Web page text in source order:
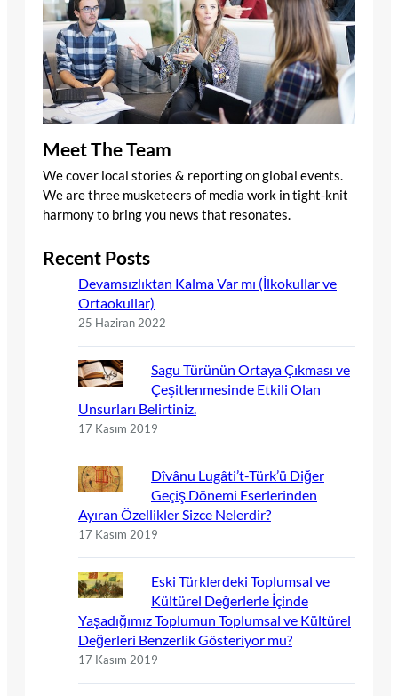
Meet The Team
We cover local stories & reporting on global events.
We are three musketeers of media work in tight-knit
harmony to bring you news that resonates.
Recent Posts
Devamsızlıktan Kalma Var mı (İlkokullar ve
Ortaokullar)
25 Haziran 2022
Sagu Türünün Ortaya Çıkması ve
Çeşitlenmesinde Etkili Olan
Unsurları Belirtiniz.
17 Kasım 2019
Dîvânu Lugâti’t-Türk’ü Diğer
Geçiş Dönemi Eserlerinden
Ayıran Özellikler Sizce Nelerdir?
17 Kasım 2019
Eski Türklerdeki Toplumsal ve
Kültürel Değerlerle İçinde
Yaşadığımız Toplumun Toplumsal ve Kültürel
Değerleri Benzerlik Gösteriyor mu?
17 Kasım 2019